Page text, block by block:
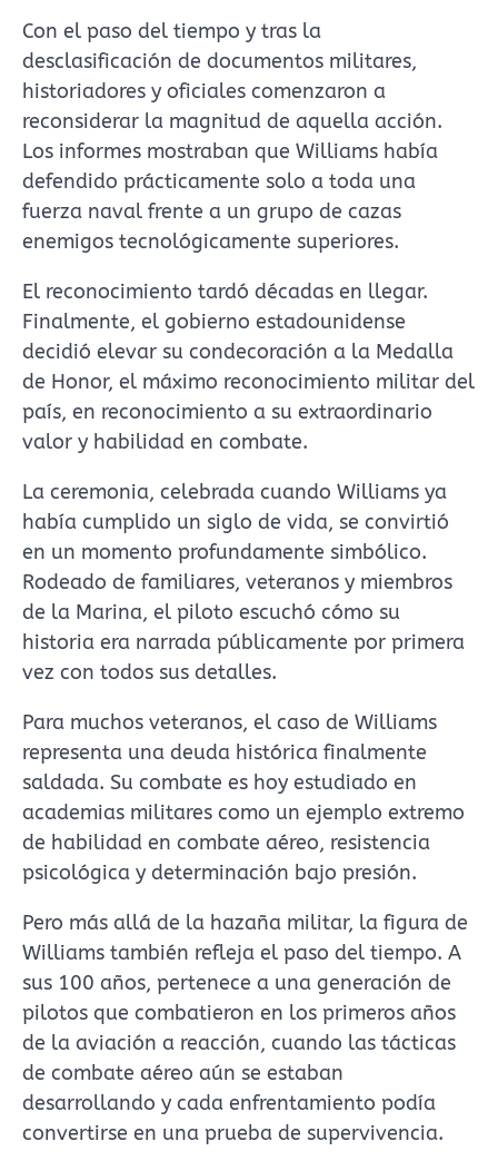
Con el paso del tiempo y tras la
desclasificación de documentos militares,
historiadores y oficiales comenzaron a
reconsiderar la magnitud de aquella acción.
Los informes mostraban que Williams había
defendido prácticamente solo a toda una
fuerza naval frente a un grupo de cazas
enemigos tecnológicamente superiores.
El reconocimiento tardó décadas en llegar.
Finalmente, el gobierno estadounidense
decidió elevar su condecoración a la Medalla
de Honor, el máximo reconocimiento militar del
país, en reconocimiento a su extraordinario
valor y habilidad en combate.
La ceremonia, celebrada cuando Williams ya
había cumplido un siglo de vida, se convirtió
en un momento profundamente simbólico.
Rodeado de familiares, veteranos y miembros
de la Marina, el piloto escuchó cómo su
historia era narrada públicamente por primera
vez con todos sus detalles.
Para muchos veteranos, el caso de Williams
representa una deuda histórica finalmente
saldada. Su combate es hoy estudiado en
academias militares como un ejemplo extremo
de habilidad en combate aéreo, resistencia
psicológica y determinación bajo presión.
Pero más allá de la hazaña militar, la figura de
Williams también refleja el paso del tiempo. A
sus 100 años, pertenece a una generación de
pilotos que combatieron en los primeros años
de la aviación a reacción, cuando las tácticas
de combate aéreo aún se estaban
desarrollando y cada enfrentamiento podía
convertirse en una prueba de supervivencia.